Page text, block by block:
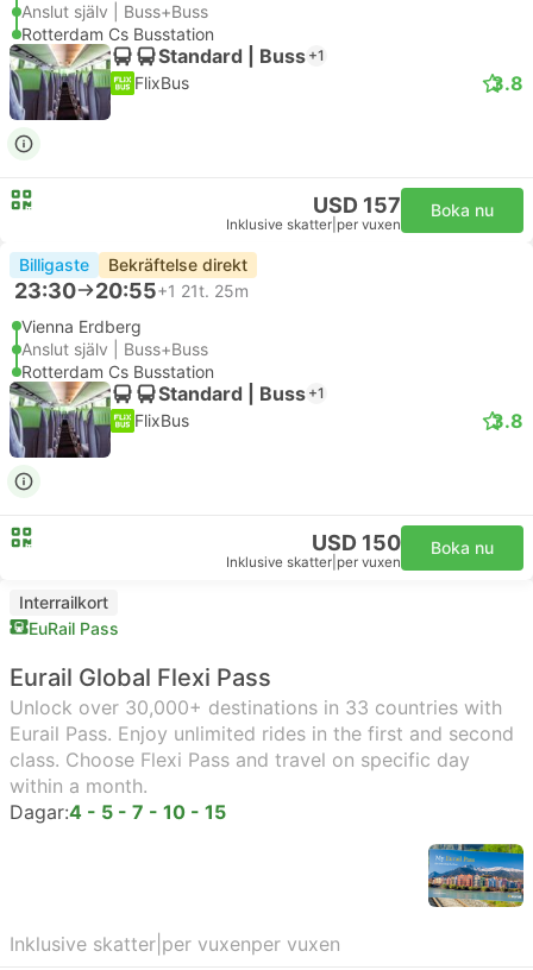
Anslut själv | Buss+Buss
Rotterdam Cs Busstation
Standard | Buss +1
FlixBus 3.8
USD 157
Inklusive skatter per vuxen
Boka nu
Billigaste Bekräftelse direkt
23:30 20:55+1 21t. 25m
Vienna Erdberg
Anslut själv | Buss+Buss
Rotterdam Cs Busstation
Standard | Buss +1
FlixBus 3.8
USD 150
Inklusive skatter per vuxen
Boka nu
Interrailkort
EuRail Pass
Eurail Global Flexi Pass
Unlock over 30,000+ destinations in 33 countries with
Eurail Pass. Enjoy unlimited rides in the first and second
class. Choose Flexi Pass and travel on specific day
within a month.
Dagar:4 - 5 - 7 - 10 - 15
Inklusive skatter per vuxenper vuxen